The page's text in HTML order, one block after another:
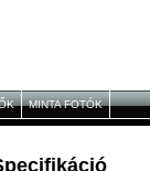
MINTA FOTÓK